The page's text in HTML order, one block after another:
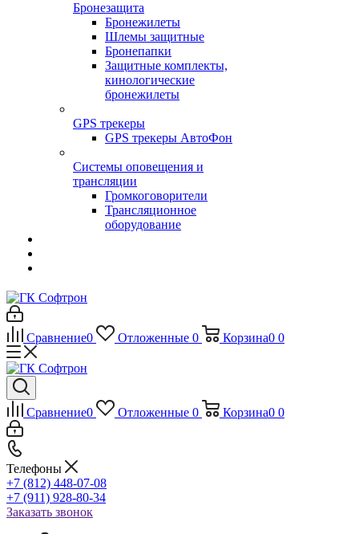
Бронезащита
Бронежилеты
Шлемы защитные
Бронепапки
Защитные комплекты,
кинологические
бронежилеты
GPS трекеры
GPS трекеры АвтоФон
Системы оповещения и
трансляции
Громкоговорители
Трансляционное
оборудование
Сравнение0 Отложенные 0 Корзина0 0
Сравнение0 Отложенные 0 Корзина0 0
Телефоны
+7 (812) 448-07-08
+7 (911) 928-80-34
Заказать звонок